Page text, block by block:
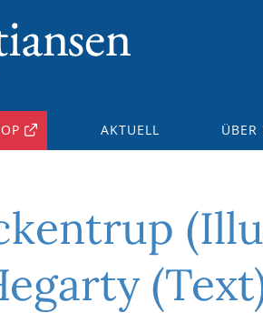
AKTUELL ÜBER